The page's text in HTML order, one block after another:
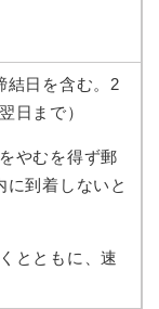
結日を含む。2
日まで）
やむを得ず郵
到着しないと
とともに、速